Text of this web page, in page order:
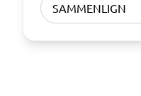
SAMMENLIGN